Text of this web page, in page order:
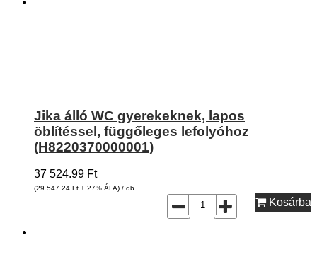
Jika álló WC gyerekeknek, lapos
öblítéssel, függőleges lefolyóhoz
(H8220370000001)
37 524.99 Ft
(29 547.24 Ft + 27% ÁFA) / db
Kosárba